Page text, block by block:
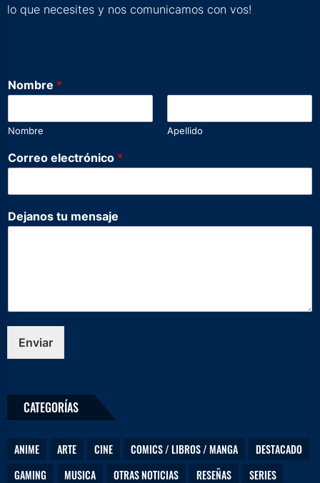
lo que necesites y nos comunicamos con vos!
C
o
r
e
m
n
a
Nombre *
Nombre Apellido
Correo electrónico *
Dejanos tu mensaje
Enviar
CATEGORÍAS
ANIME ARTE CINE COMICS / LIBROS / MANGA
DESTACADO
GAMING
MUSICA OTRAS NOTICIAS RESEÑAS
SERIES